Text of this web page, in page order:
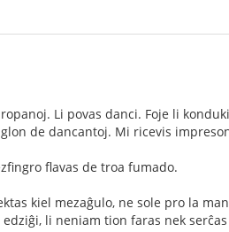
Li povas danci. Foje li
de dancantoj. Mi ricevis
flavas de troa fumado.
kiel mezaĝulo, ne sole pro la
li neniam tion faras nek